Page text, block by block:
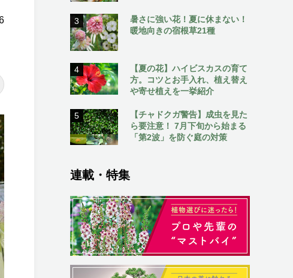
3
暑さに強い花！夏に休まない！
暖地向きの宿根草21種
4
【夏の花】ハイビスカスの育て
方。コツとお手入れ、植え替え
や寄せ植えを一挙紹介
5
【チャドクガ警告】成虫を見た
ら要注意！ 7月下旬から始まる
「第2波」を防ぐ庭の対策
連載・特集